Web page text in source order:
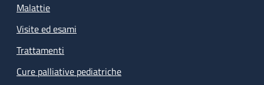
Malattie
Visite ed esami
Trattamenti
Cure palliative pediatriche